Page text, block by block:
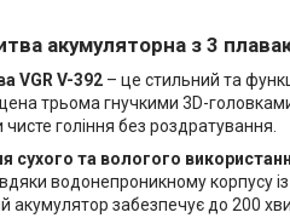
акумуляторна з 3
VGR V-392 – це стильний та
трьома гнучкими 3D-
гоління без роздратування.
сухого та вологого
водонепроникному корпусу
акумулятор забезпечує до 200